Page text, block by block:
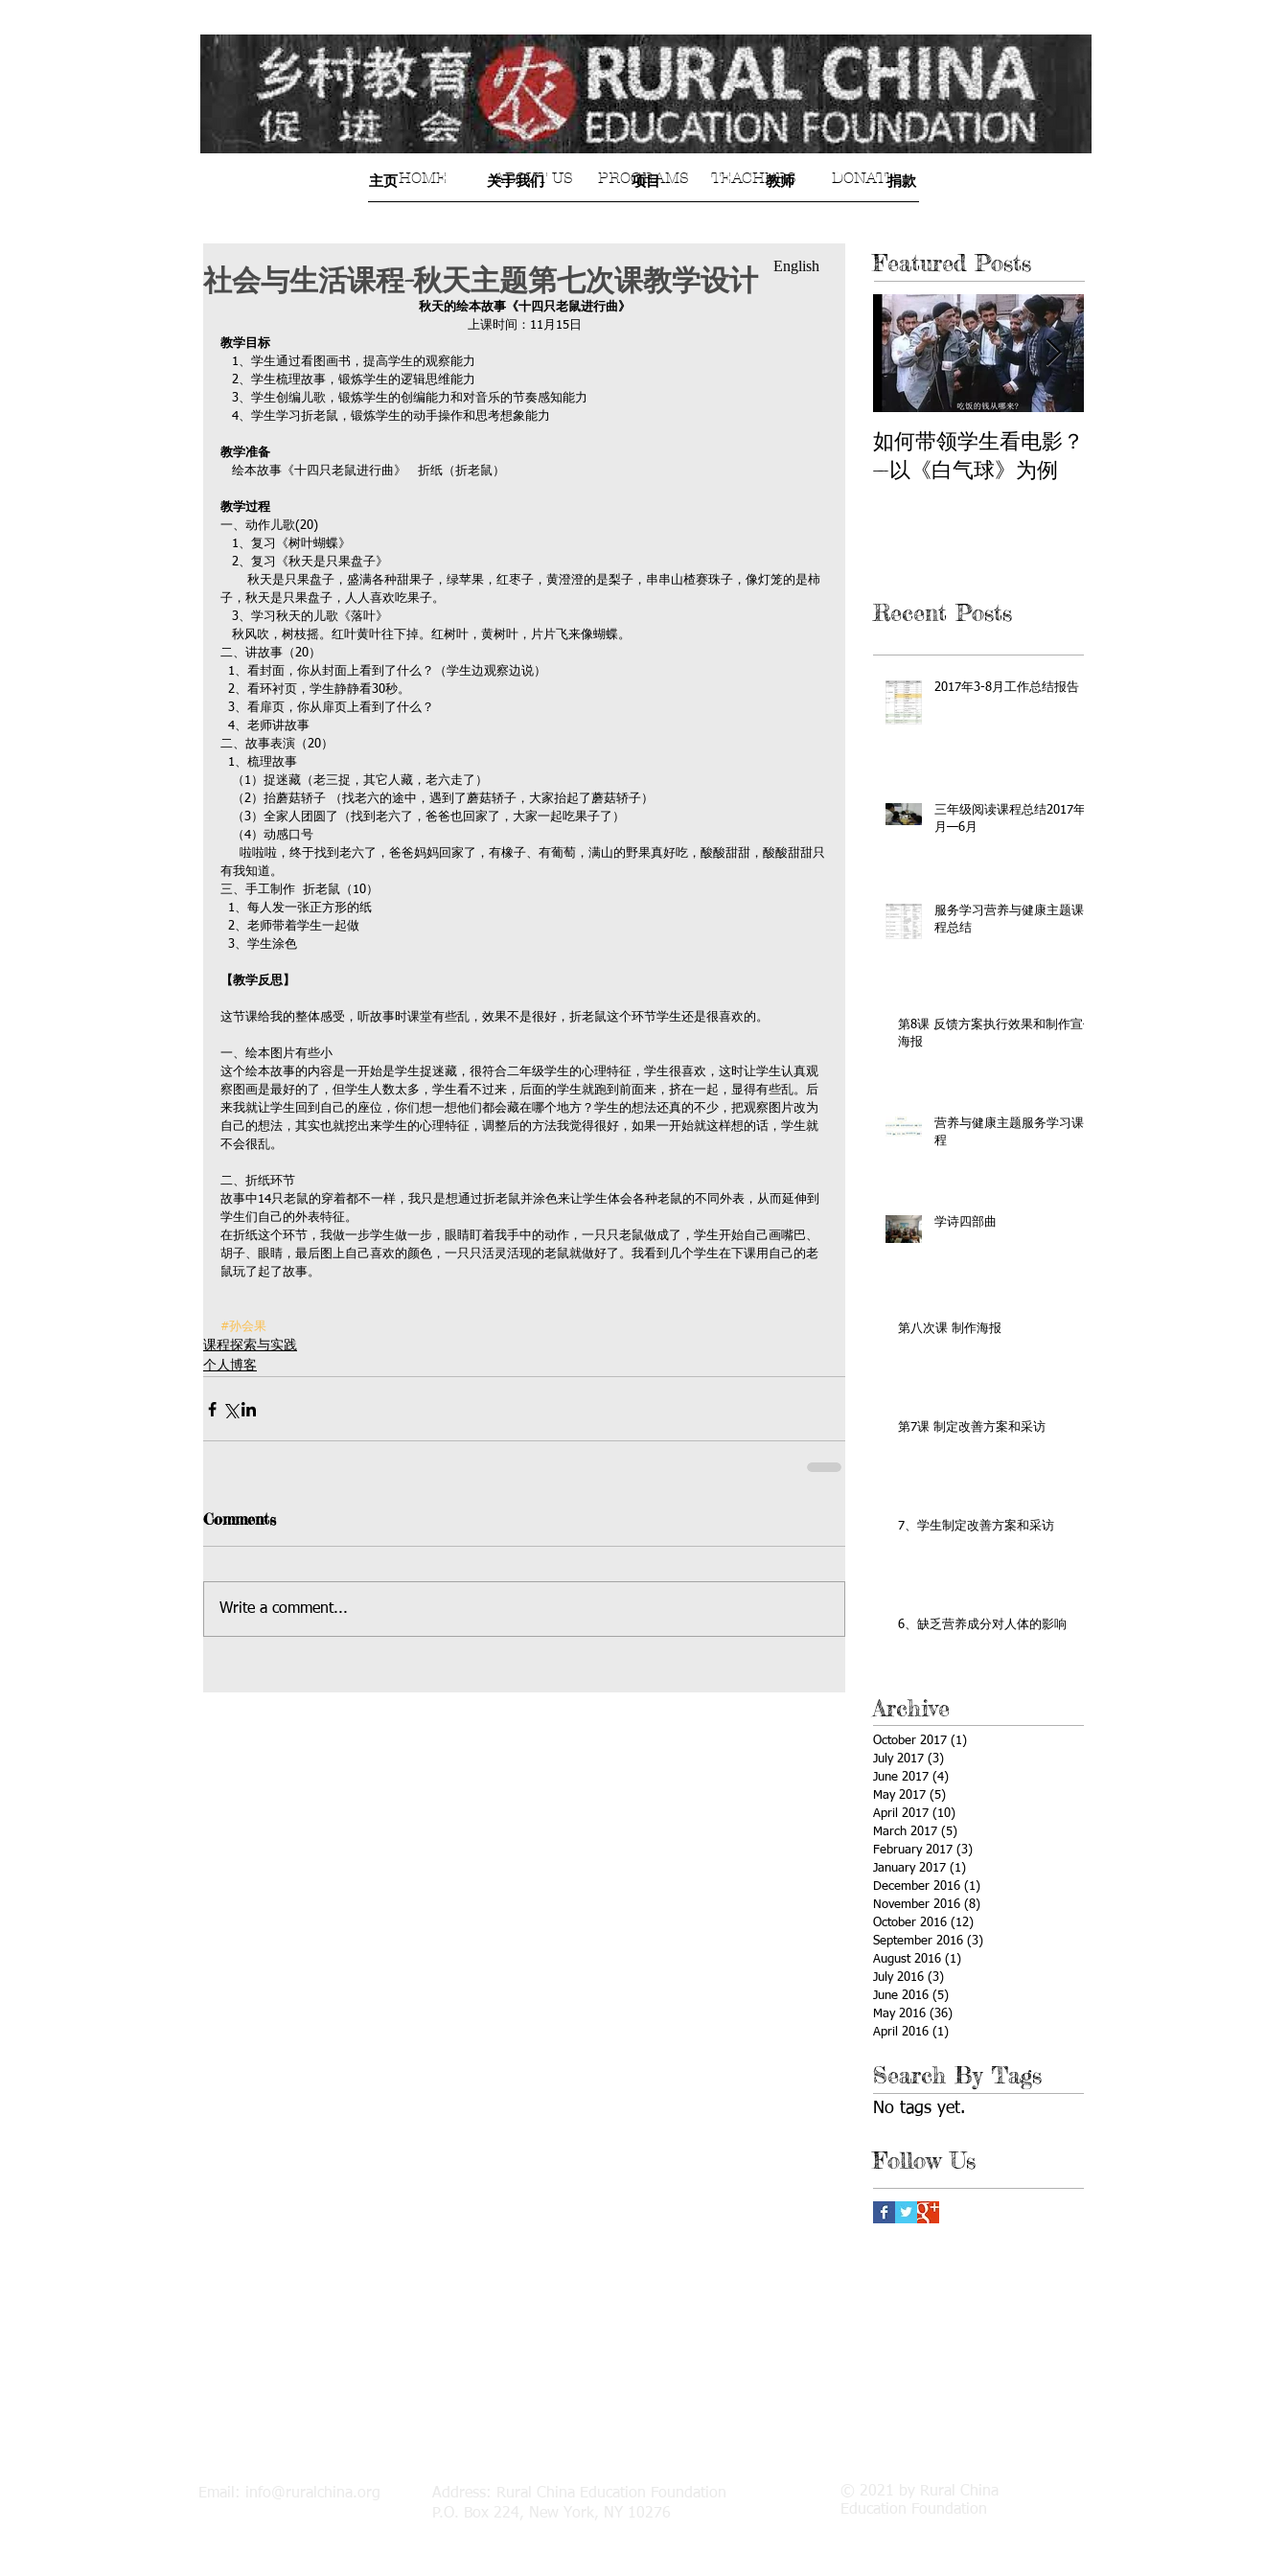
主页 关于我们 项目 教师 捐款
HOME ABOUT US PROGRAMS TEACHERS DONATE
社会与生活课程-秋天主题第七次课教学设计
秋天的绘本故事《十四只老鼠进行曲》
上课时间：11月15日
教学目标
   1、学生通过看图画书，提高学生的观察能力
   2、学生梳理故事，锻炼学生的逻辑思维能力
   3、学生创编儿歌，锻炼学生的创编能力和对音乐的节奏感知能力
   4、学生学习折老鼠，锻炼学生的动手操作和思考想象能力
教学准备
   绘本故事《十四只老鼠进行曲》   折纸（折老鼠）
教学过程
一、动作儿歌(20)
   1、复习《树叶蝴蝶》
   2、复习《秋天是只果盘子》
子，秋天是只果盘子，人人喜欢吃果子。
   3、学习秋天的儿歌《落叶》
   秋风吹，树枝摇。红叶黄叶往下掉。红树叶，黄树叶，片片飞来像蝴蝶。
二、讲故事（20）
  1、看封面，你从封面上看到了什么？（学生边观察边说）
  2、看环衬页，学生静静看30秒。
  3、看扉页，你从扉页上看到了什么？
  4、老师讲故事
二、故事表演（20）
  1、梳理故事
   （1）捉迷藏（老三捉，其它人藏，老六走了）
   （2）抬蘑菇轿子 （找老六的途中，遇到了蘑菇轿子，大家抬起了蘑菇轿子）
   （3）全家人团圆了（找到老六了，爸爸也回家了，大家一起吃果子了）
   （4）动感口号
有我知道。
三、手工制作  折老鼠（10）
  1、每人发一张正方形的纸
  2、老师带着学生一起做
  3、学生涂色
【教学反思】
这节课给我的整体感受，听故事时课堂有些乱，效果不是很好，折老鼠这个环节学生还是很喜欢的。
一、绘本图片有些小
这个绘本故事的内容是一开始是学生捉迷藏，很符合二年级学生的心理特征，学生很喜欢，这时让学生认真观
察图画是最好的了，但学生人数太多，学生看不过来，后面的学生就跑到前面来，挤在一起，显得有些乱。后
来我就让学生回到自己的座位，你们想一想他们都会藏在哪个地方？学生的想法还真的不少，把观察图片改为
自己的想法，其实也就挖出来学生的心理特征，调整后的方法我觉得很好，如果一开始就这样想的话，学生就
不会很乱。
二、折纸环节
故事中14只老鼠的穿着都不一样，我只是想通过折老鼠并涂色来让学生体会各种老鼠的不同外表，从而延伸到
学生们自己的外表特征。
在折纸这个环节，我做一步学生做一步，眼睛盯着我手中的动作，一只只老鼠做成了，学生开始自己画嘴巴、
胡子、眼睛，最后图上自己喜欢的颜色，一只只活灵活现的老鼠就做好了。我看到几个学生在下课用自己的老
鼠玩了起了故事。
#孙会果
课程探索与实践
个人博客
Comments
Write a comment...
English Featured Posts
如何带领学生看电影？
—以《白气球》为例
Recent Posts
2017年3-8月工作总结报告
三年级阅读课程总结2017年3
月—6月
服务学习营养与健康主题课
程总结
第8课 反馈方案执行效果和制作宣传
海报
营养与健康主题服务学习课
程
学诗四部曲
第八次课 制作海报
第7课 制定改善方案和采访
7、学生制定改善方案和采访
6、缺乏营养成分对人体的影响
Archive
October 2017 (1)
July 2017 (3)
June 2017 (4)
May 2017 (5)
April 2017 (10)
March 2017 (5)
February 2017 (3)
January 2017 (1)
December 2016 (1)
November 2016 (8)
October 2016 (12)
September 2016 (3)
August 2016 (1)
July 2016 (3)
June 2016 (5)
May 2016 (36)
April 2016 (1)
Search By Tags
No tags yet.
Follow Us